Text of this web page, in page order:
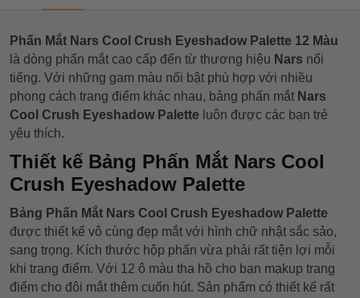
Phấn Mắt Nars Cool Crush Eyeshadow Palette 12 Màu
là dòng phấn mắt cao cấp đến từ thương hiệu Nars nổi
tiếng. Với những gam màu nổi bật phù hợp với nhiều
phong cách trang điểm khác nhau, bảng phấn mắt Nars
Cool Crush Eyeshadow Palette luôn được các bạn trẻ
yêu thích.
Thiết kế Bảng Phấn Mắt Nars Cool
Crush Eyeshadow Palette
Bảng Phấn Mắt Nars Cool Crush Eyeshadow Palette
được thiết kế vô cùng đẹp mắt với hình chữ nhật sắc sảo,
sang trọng. Kích thước hộp phấn vừa phải rất tiện lợi mỗi
khi trang điểm. Với 12 ô màu tha hồ cho bạn makup trang
điểm cho đôi mắt thêm cuốn hút. Sản phẩm có thiết kế rất